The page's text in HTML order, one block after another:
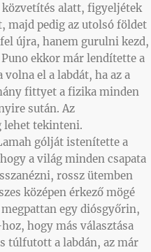
alatt, figyeljétek
majd pedig az utolsó földet
újra, hanem gurulni kezd,
ekkor már lendítette a
el a labdát, ha az a
fittyet a fizika minden
sután. Az
lehet tekinteni.
gólját istenítette a
a világ minden csapata
rossz ütemben
középen érkező mögé
egy diósgyőrin,
hogy más választása
túlfutott a labdán, az már